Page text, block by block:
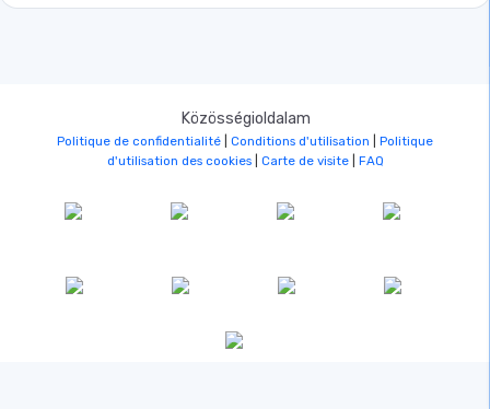
Közösségioldalam
Politique de confidentialité Conditions d'utilisation
Politique
d'utilisation des cookies| Carte de visite| FAQ